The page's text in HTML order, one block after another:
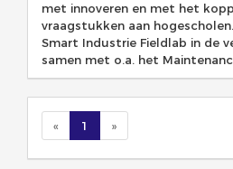
met innoveren en met het
vraagstukken aan
Smart Industrie Fieldlab in de
samen met o.a. het
« 1 »